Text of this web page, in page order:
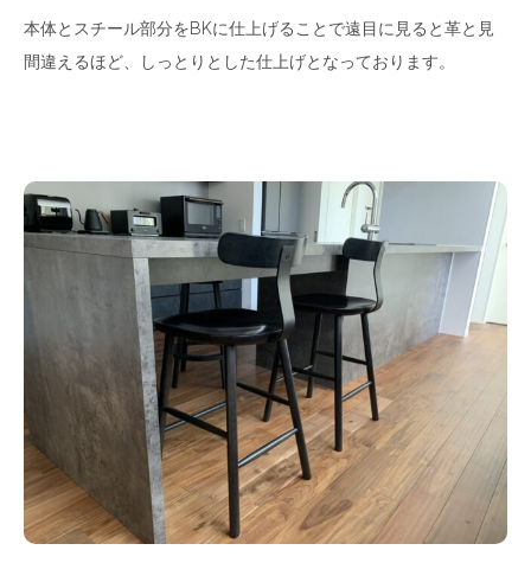
本体とスチール部分をBKに仕上げることで遠目に見ると革と見
間違えるほど、しっとりとした仕上げとなっております。